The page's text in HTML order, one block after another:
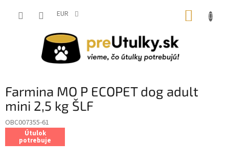
EUR
Farmina MO P ECOPET dog adult
mini 2,5 kg ŠLF
OBC007355-61
Útulok
potrebuje